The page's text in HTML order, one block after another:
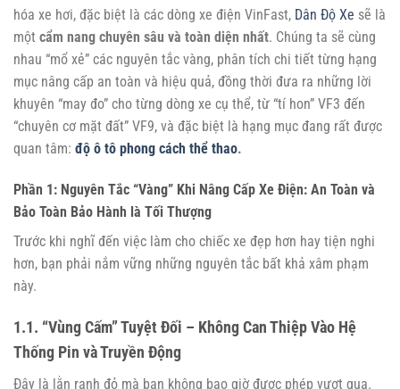
hóa xe hơi, đặc biệt là các dòng xe điện VinFast, Dân Độ Xe sẽ là
một cẩm nang chuyên sâu và toàn diện nhất. Chúng ta sẽ cùng
nhau “mổ xẻ” các nguyên tắc vàng, phân tích chi tiết từng hạng
mục nâng cấp an toàn và hiệu quả, đồng thời đưa ra những lời
khuyên “may đo” cho từng dòng xe cụ thể, từ “tí hon” VF3 đến
“chuyên cơ mặt đất” VF9, và đặc biệt là hạng mục đang rất được
quan tâm: độ ô tô phong cách thể thao.
Phần 1: Nguyên Tắc “Vàng” Khi Nâng Cấp Xe Điện: An Toàn và
Bảo Toàn Bảo Hành là Tối Thượng
Trước khi nghĩ đến việc làm cho chiếc xe đẹp hơn hay tiện nghi
hơn, bạn phải nắm vững những nguyên tắc bất khả xâm phạm
này.
1.1. “Vùng Cấm” Tuyệt Đối – Không Can Thiệp Vào Hệ
Thống Pin và Truyền Động
Đây là lằn ranh đỏ mà bạn không bao giờ được phép vượt qua.